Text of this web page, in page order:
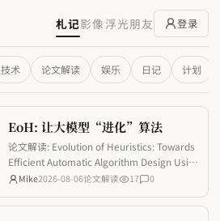
札记影像 浮光朋友 登录
技术 论文解读 娱乐 日记 计划
EoH: 让大模型“进化”算法
论文解读: Evolution of Heuristics: Towards
Efficient Automatic Algorithm Design Using
Large Language Model
Mike2026-08-06论文解读 17 0